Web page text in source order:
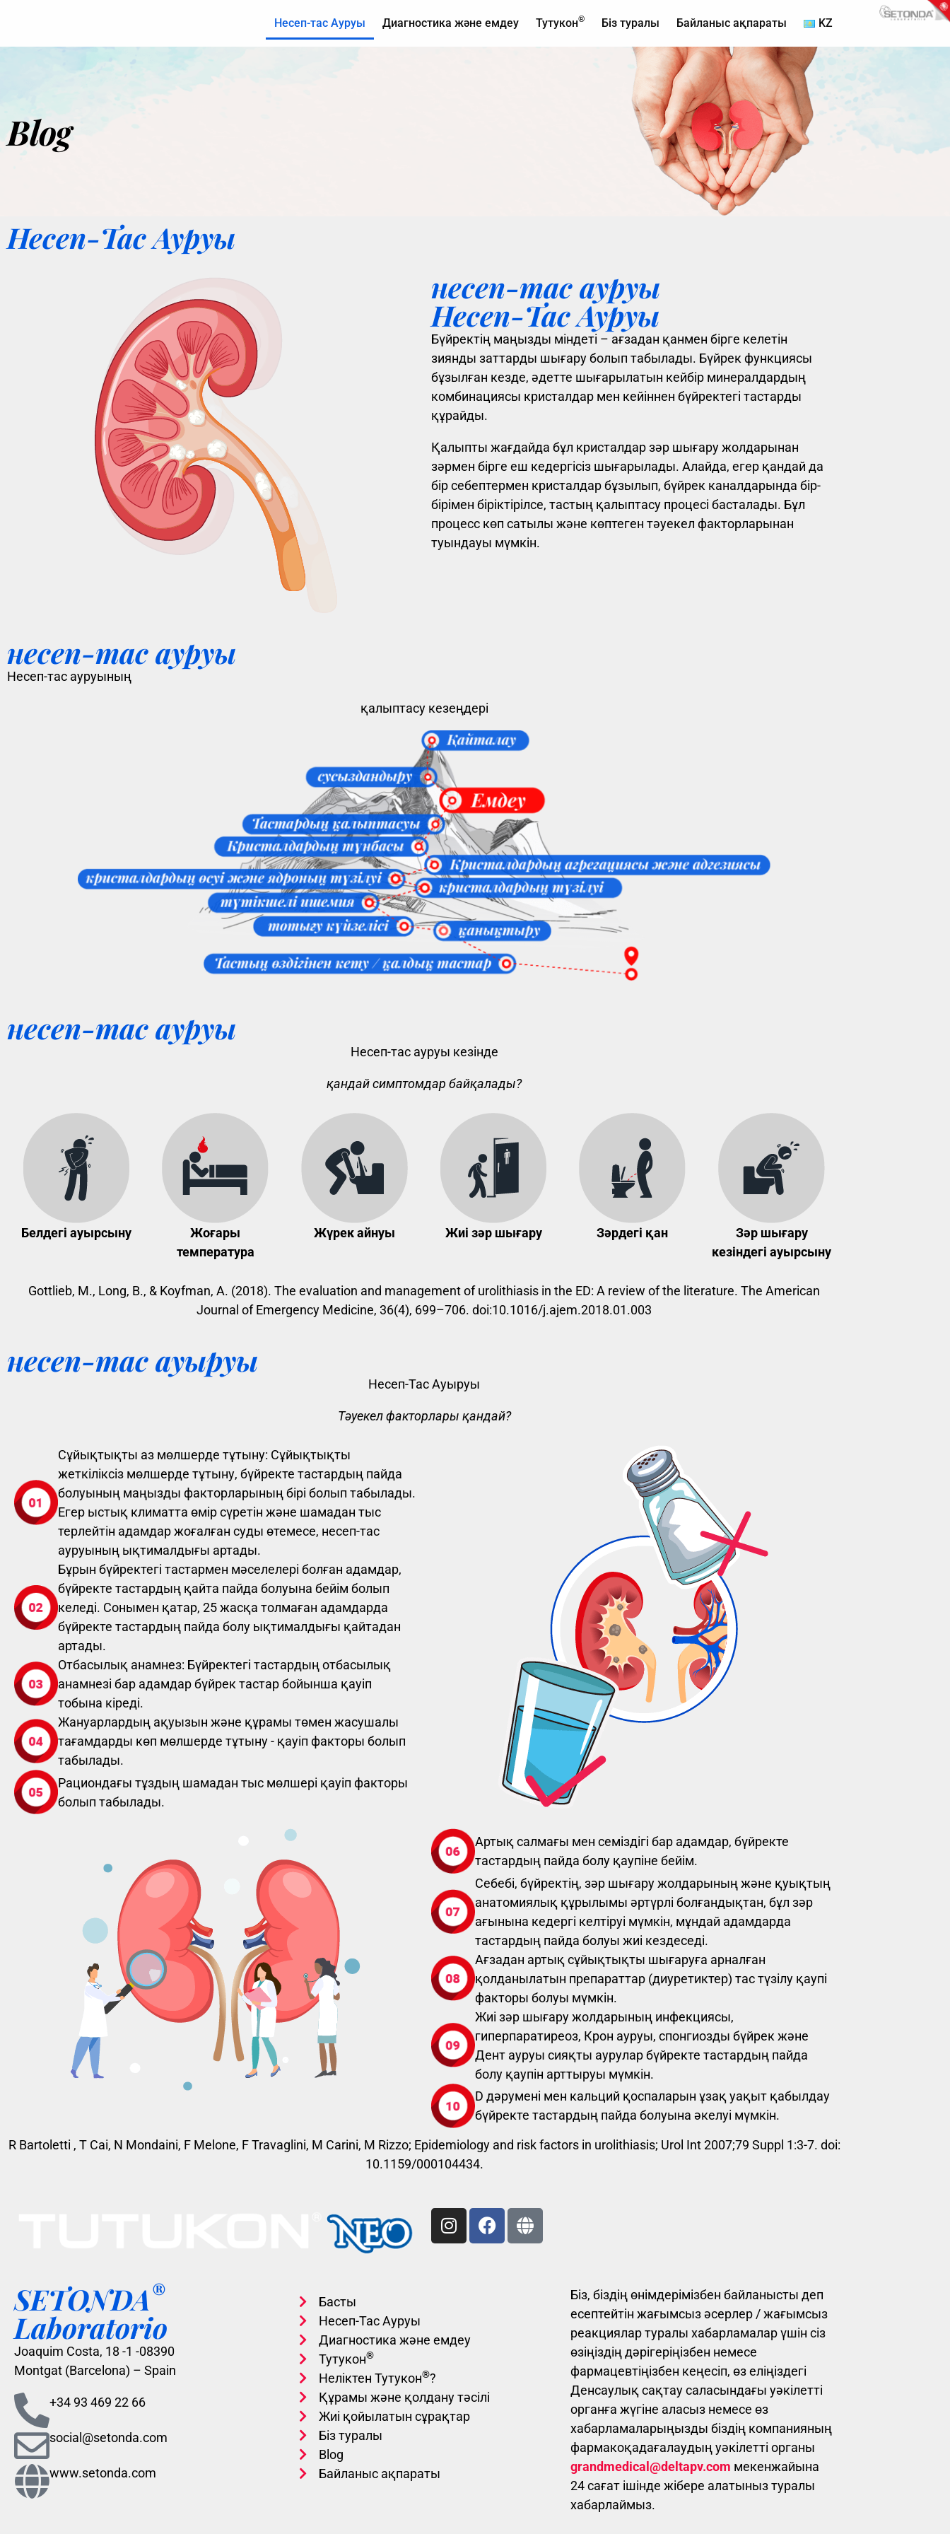
Несеп-тас Ауруы Диагностика және емдеу Тутукон® Біз туралы Байланыс ақпараты KZ
Blog
Несеп-Тас Ауруы
несеп-тас ауруы
Несеп-Тас Ауруы
Бүйректің маңызды міндеті – ағзадан қанмен бірге келетін
зиянды заттарды шығару болып табылады. Бүйрек функциясы
бұзылған кезде, әдетте шығарылатын кейбір минералдардың
комбинациясы кристалдар мен кейіннен бүйректегі тастарды
құрайды.
Қалыпты жағдайда бұл кристалдар зәр шығару жолдарынан
зәрмен бірге еш кедергісіз шығарылады. Алайда, егер қандай да
бір себептермен кристалдар бұзылып, бүйрек каналдарында бір-
бірімен біріктірілсе, тастың қалыптасу процесі басталады. Бұл
процесс көп сатылы және көптеген тәуекел факторларынан
туындауы мүмкін.
несеп-тас ауруы
Несеп-тас ауруының
қалыптасу кезеңдері
несеп-тас ауруы
Несеп-тас ауруы кезінде
қандай симптомдар байқалады?
Белдегі ауырсыну
Жоғары
температура
Жүрек айнуы Жиі зәр шығару Зәрдегі қан
Зәр шығару
кезіндегі ауырсыну
Gottlieb, M., Long, B., & Koyfman, A. (2018). The evaluation and management of urolithiasis in the ED: A review of the literature. The American
Journal of Emergency Medicine, 36(4), 699–706. doi:10.1016/j.ajem.2018.01.003
несеп-тас ауыруы
Несеп-Тас Ауыруы
Тәуекел факторлары қандай?
Сұйықтықты аз мөлшерде тұтыну: Сұйықтықты
жеткіліксіз мөлшерде тұтыну, бүйректе тастардың пайда
болуының маңызды факторларының бірі болып табылады.
Егер ыстық климатта өмір сүретін және шамадан тыс
терлейтін адамдар жоғалған суды өтемесе, несеп-тас
ауруының ықтималдығы артады.
Бұрын бүйректегі тастармен мәселелері болған адамдар,
бүйректе тастардың қайта пайда болуына бейім болып
келеді. Сонымен қатар, 25 жасқа толмаған адамдарда
бүйректе тастардың пайда болу ықтималдығы қайтадан
артады.
Отбасылық анамнез: Бүйректегі тастардың отбасылық
анамнезі бар адамдар бүйрек тастар бойынша қауіп
тобына кіреді.
Жануарлардың ақуызын және құрамы төмен жасушалы
тағамдарды көп мөлшерде тұтыну - қауіп факторы болып
табылады.
Рациондағы тұздың шамадан тыс мөлшері қауіп факторы
болып табылады.
Артық салмағы мен семіздігі бар адамдар, бүйректе
тастардың пайда болу қаупіне бейім.
Себебі, бүйректің, зәр шығару жолдарының және қуықтың
анатомиялық құрылымы әртүрлі болғандықтан, бұл зәр
ағынына кедергі келтіруі мүмкін, мұндай адамдарда
тастардың пайда болуы жиі кездеседі.
Ағзадан артық сұйықтықты шығаруға арналған
қолданылатын препараттар (диуретиктер) тас түзілу қаупі
факторы болуы мүмкін.
Жиі зәр шығару жолдарының инфекциясы,
гиперпаратиреоз, Крон ауруы, спонгиозды бүйрек және
Дент ауруы сияқты аурулар бүйректе тастардың пайда
болу қаупін арттыруы мүмкін.
D дәрумені мен кальций қоспаларын ұзақ уақыт қабылдау
бүйректе тастардың пайда болуына әкелуі мүмкін.
R Bartoletti , T Cai, N Mondaini, F Melone, F Travaglini, M Carini, M Rizzo; Epidemiology and risk factors in urolithiasis; Urol Int 2007;79 Suppl 1:3-7. doi:
10.1159/000104434.
SETONDA®
Laboratorio
Joaquim Costa, 18 -1 -08390
Montgat (Barcelona) – Spain
+34 93 469 22 66
social@setonda.com
www.setonda.com
Басты
Несеп-Тас Ауруы
Диагностика және емдеу
Тутукон®
Неліктен Тутукон®?
Құрамы және қолдану тәсілі
Жиі қойылатын сұрақтар
Біз туралы
Blog
Байланыс ақпараты
Біз, біздің өнімдерімізбен байланысты деп
есептейтін жағымсыз әсерлер / жағымсыз
реакциялар туралы хабарламалар үшін сіз
өзіңіздің дәрігеріңізбен немесе
фармацевтіңізбен кеңесіп, өз еліңіздегі
Денсаулық сақтау саласындағы уәкілетті
органға жүгіне аласыз немесе өз
хабарламаларыңызды біздің компанияның
фармакоқадағалаудың уәкілетті органы
grandmedical@deltapv.com мекенжайына
24 сағат ішінде жібере алатыныз туралы
хабарлаймыз.